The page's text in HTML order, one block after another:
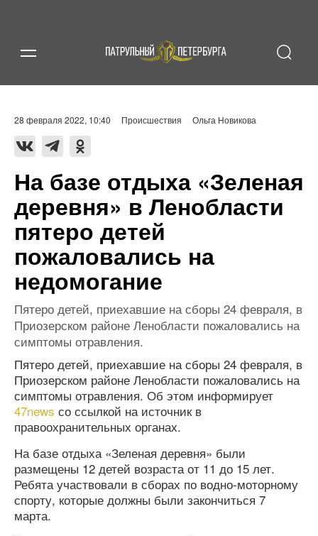
28 февраля 2022, 10:40 Происшествия Ольга Новикова
На базе отдыха «Зеленая
деревня» в Ленобласти
пятеро детей
пожаловались на
недомогание
Пятеро детей, приехавшие на сборы 24 февраля, в
Приозерском районе Ленобласти пожаловались на
симптомы отравления.
Пятеро детей, приехавшие на сборы 24 февраля, в
Приозерском районе Ленобласти пожаловались на
симптомы отравления. Об этом информирует
47news со ссылкой на источник в
правоохранительных органах.
На базе отдыха «Зеленая деревня» были
размещены 12 детей возраста от 11 до 15 лет.
Ребята участвовали в сборах по водно-моторному
спорту, которые должны были закончиться 7
марта.